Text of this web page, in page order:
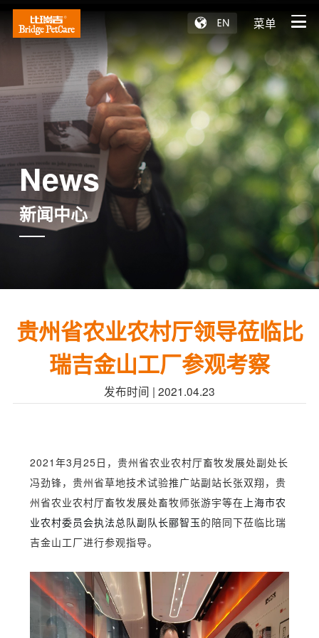
菜单
News
新闻中心
贵州省农业农村厅领导莅临比
瑞吉金山工厂参观考察
发布时间 | 2021.04.23
2021年3月25日，贵州省农业农村厅畜牧发展处副处长
冯劲锋， 贵州省草地技术试验推广站副站长张双翔 ， 贵
州省农业农村厅畜牧发展处畜牧师张游宇等在 上海市农
业农村委员会执法总队副队长郦智玉的陪同下莅临比瑞
吉金山工厂进行参观指导。